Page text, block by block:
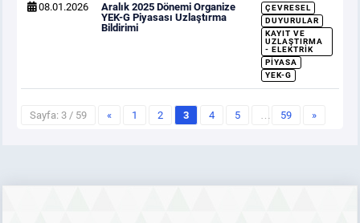
08.01.2026
Aralık 2025 Dönemi Organize
YEK-G Piyasası Uzlaştırma
Bildirimi
ÇEVRESEL
DUYURULAR
KAYIT VE
UZLAŞTIRMA
- ELEKTRIK
PIYASA
YEK-G
Sayfa: 3 / 59 « 1 2 3 4 5 … 59 »